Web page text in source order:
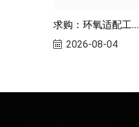
求购：环氧适配工...
2026-08-04